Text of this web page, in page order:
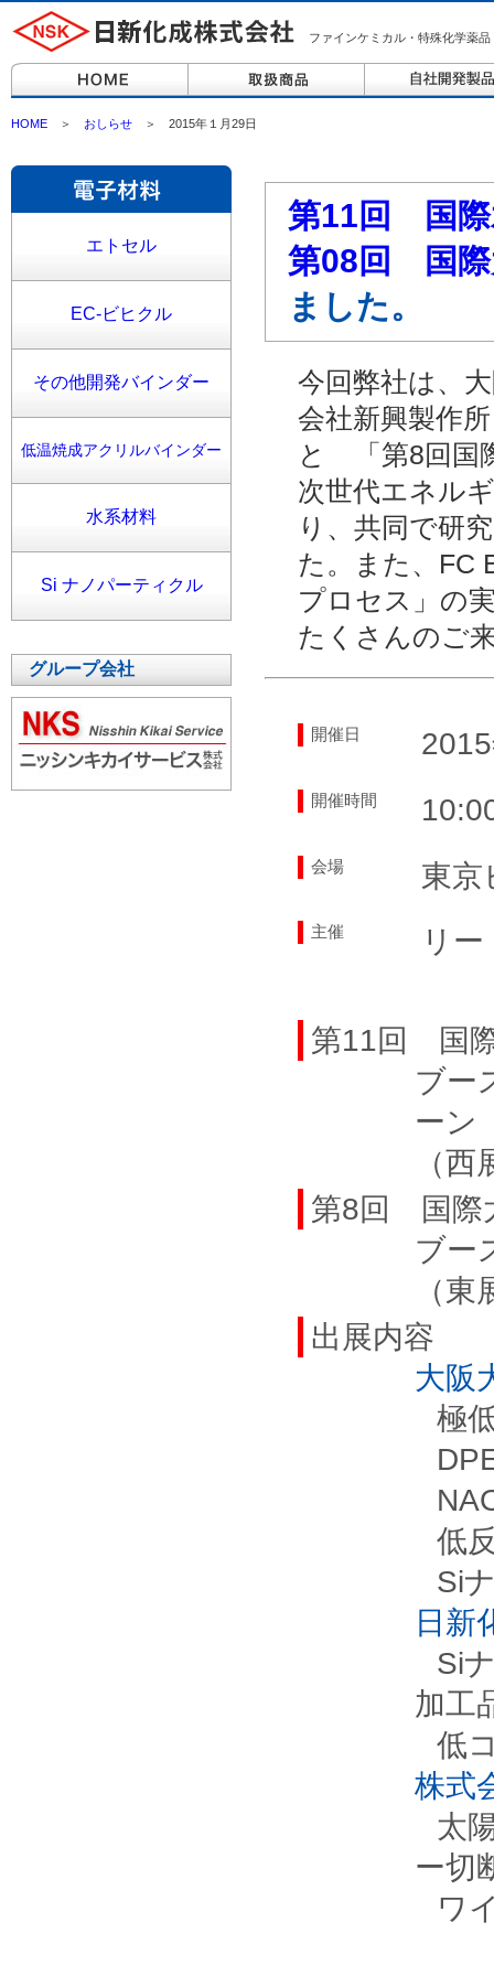
ファインケミカル・特殊化学薬
HOME ＞ おしらせ ＞ 2015年１月29日
エトセル
EC-ビヒクル
その他開発バインダー
低温焼成アクリルバインダー
水系材料
Si ナノパーティクル
グループ会社
第11回 国際
第08回 国際
ました。
今回弊社は、
会社新興製作
と 「第8回国
次世代エネル
り、共同で研
た。また、FC
プロセス」の
たくさんのご
開催日
開催時間
会場 東京
主催 リ
第11回 国
ブー
ーン
（
第8回 国際
ブー
（
出展内容
大阪
極
低
Si
日新
Si
加工
低
株式
太
ー切
ワ